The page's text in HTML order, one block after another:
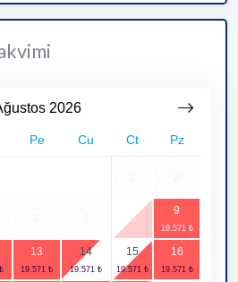
2026
Pe Cu Ct Pz
8
9
13 14 15 16